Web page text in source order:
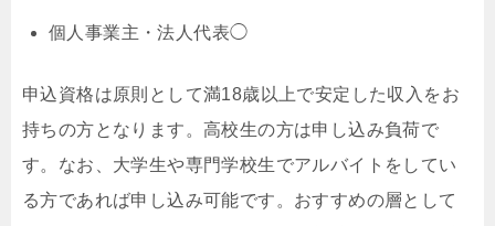
個人事業主・法人代表◯
申込資格は原則として満18歳以上で安定した収入をお
持ちの方となります。高校生の方は申し込み負荷で
す。なお、大学生や専門学校生でアルバイトをしてい
る方であれば申し込み可能です。おすすめの層として